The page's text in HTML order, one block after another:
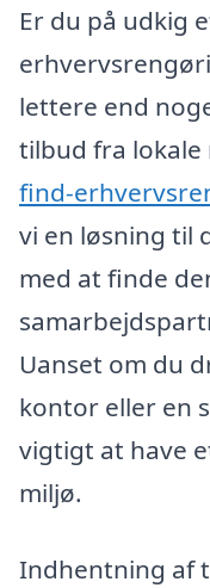
Er du på udkig
lettere end
tilbud fra lokale
find-
vi en løsning til
med at finde
Uanset om du
kontor eller en
vigtigt at have
miljø.
Indhentning af